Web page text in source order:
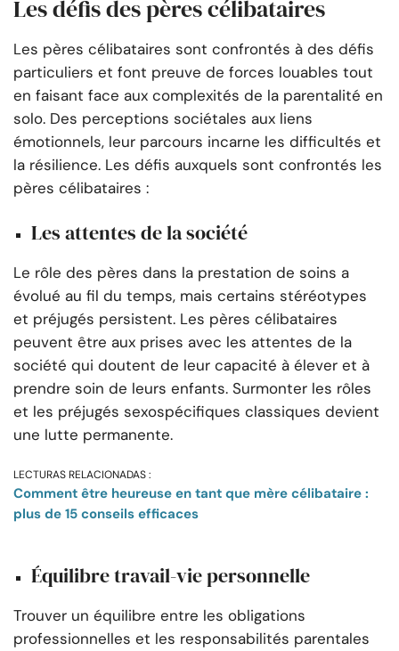
Les défis des pères célibataires
Les pères célibataires sont confrontés à des défis
particuliers et font preuve de forces louables tout
en faisant face aux complexités de la parentalité en
solo. Des perceptions sociétales aux liens
émotionnels, leur parcours incarne les difficultés et
la résilience. Les défis auxquels sont confrontés les
pères célibataires :
Les attentes de la société
Le rôle des pères dans la prestation de soins a
évolué au fil du temps, mais certains stéréotypes
et préjugés persistent. Les pères célibataires
peuvent être aux prises avec les attentes de la
société qui doutent de leur capacité à élever et à
prendre soin de leurs enfants. Surmonter les rôles
et les préjugés sexospécifiques classiques devient
une lutte permanente.
LECTURAS RELACIONADAS :
Comment être heureuse en tant que mère célibataire :
plus de 15 conseils efficaces
Équilibre travail-vie personnelle
Trouver un équilibre entre les obligations
professionnelles et les responsabilités parentales